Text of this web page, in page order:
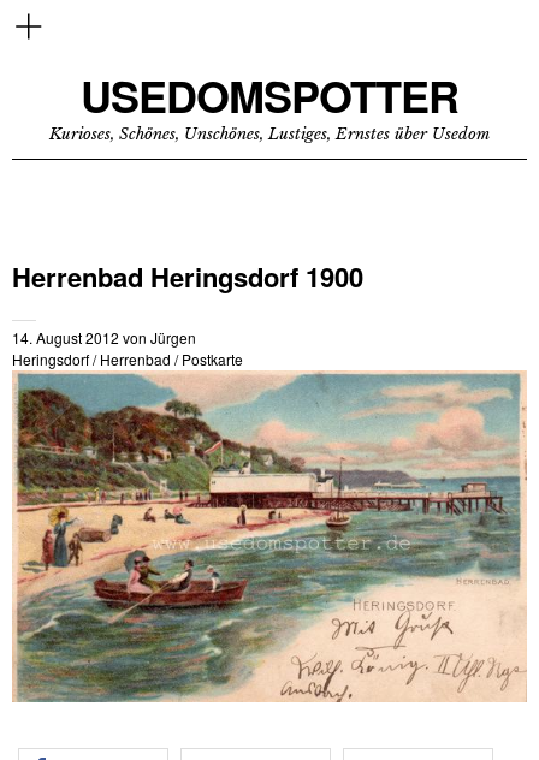
USEDOMSPOTTER
Kurioses, Schönes, Unschönes, Lustiges, Ernstes über Usedom
Herrenbad Heringsdorf 1900
14. August 2012 von Jürgen
Heringsdorf/Herrenbad /Postkarte